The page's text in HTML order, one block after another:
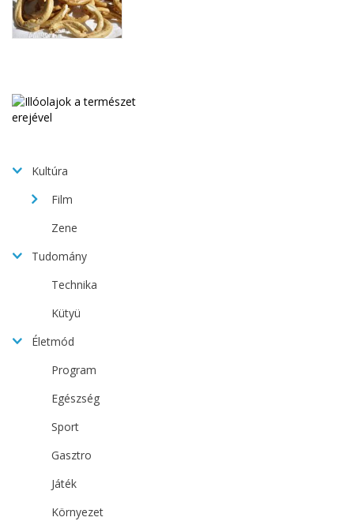
Kultúra
Film
Zene
Tudomány
Technika
Kütyü
Életmód
Program
Egészség
Sport
Gasztro
Játék
Környezet